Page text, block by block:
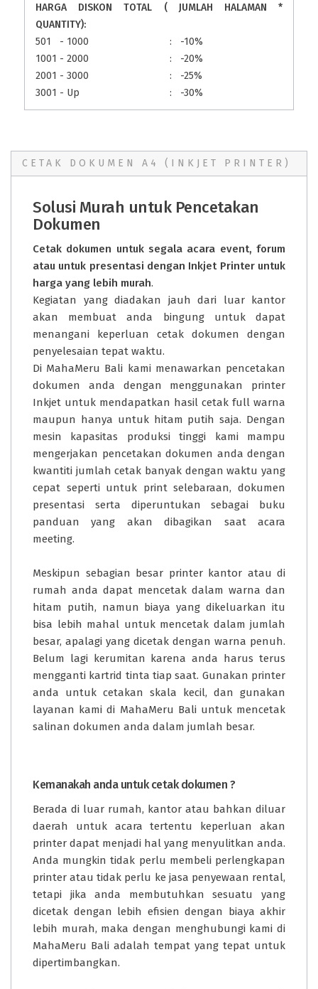
HARGA DISKON TOTAL ( JUMLAH HALAMAN *
QUANTITY):
501 - 1000
1001 - 2000
2001 - 3000
3001 - Up
:
:
:
:
-10%
-20%
-25%
-30%
CETAK DOKUMEN A4 (INKJET PRINTER)
Solusi Murah untuk Pencetakan
Dokumen
Cetak dokumen untuk segala acara event, forum
atau untuk presentasi dengan Inkjet Printer untuk
harga yang lebih murah.
Kegiatan yang diadakan jauh dari luar kantor
akan membuat anda bingung untuk dapat
menangani keperluan cetak dokumen dengan
penyelesaian tepat waktu.
Di MahaMeru Bali kami menawarkan pencetakan
dokumen anda dengan menggunakan printer
Inkjet untuk mendapatkan hasil cetak full warna
maupun hanya untuk hitam putih saja. Dengan
mesin kapasitas produksi tinggi kami mampu
mengerjakan pencetakan dokumen anda dengan
kwantiti jumlah cetak banyak dengan waktu yang
cepat seperti untuk print selebaraan, dokumen
presentasi serta diperuntukan sebagai buku
panduan yang akan dibagikan saat acara
meeting.
Meskipun sebagian besar printer kantor atau di
rumah anda dapat mencetak dalam warna dan
hitam putih, namun biaya yang dikeluarkan itu
bisa lebih mahal untuk mencetak dalam jumlah
besar, apalagi yang dicetak dengan warna penuh.
Belum lagi kerumitan karena anda harus terus
mengganti kartrid tinta tiap saat. Gunakan printer
anda untuk cetakan skala kecil, dan gunakan
layanan kami di MahaMeru Bali untuk mencetak
salinan dokumen anda dalam jumlah besar.
Kemanakah anda untuk cetak dokumen ?
Berada di luar rumah, kantor atau bahkan diluar
daerah untuk acara tertentu keperluan akan
printer dapat menjadi hal yang menyulitkan anda.
Anda mungkin tidak perlu membeli perlengkapan
printer atau tidak perlu ke jasa penyewaan rental,
tetapi jika anda membutuhkan sesuatu yang
dicetak dengan lebih efisien dengan biaya akhir
lebih murah, maka dengan menghubungi kami di
MahaMeru Bali adalah tempat yang tepat untuk
dipertimbangkan.